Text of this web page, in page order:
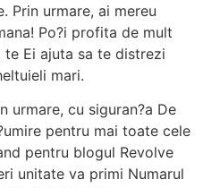
Prin urmare, ai mereu
Po?i profita de mult
Ei ajuta sa te distrezi
mari.
urmare, cu siguran?a De
pentru mai toate cele
pentru blogul Revolve
unitate va primi Numarul